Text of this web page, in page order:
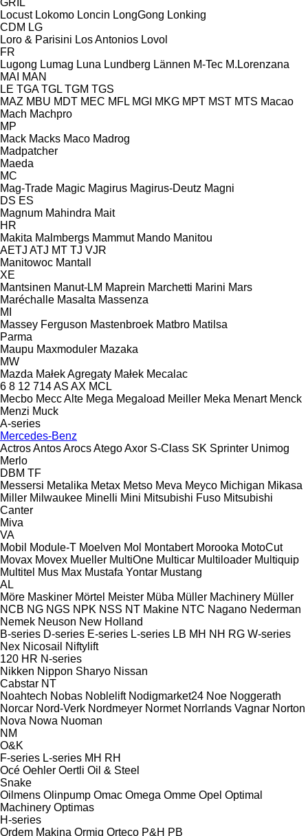
Locust Lokomo Loncin LongGong Lonking
CDM LG
Loro & Parisini Los Antonios Lovol
FR
Lugong Lumag Luna Lundberg Lännen M-Tec M.Lorenzana
MAI MAN
LE TGA TGL TGM TGS
MAZ MBU MDT MEC MFL MGI MKG MPT MST MTS Macao
Mach Machpro
MP
Mack Macks Maco Madrog
Madpatcher
Maeda
MC
Mag-Trade Magic Magirus Magirus-Deutz Magni
DS ES
Magnum Mahindra Mait
HR
Makita Malmbergs Mammut Mando Manitou
AETJ ATJ MT TJ VJR
Manitowoc Mantall
XE
Mantsinen Manut-LM Maprein Marchetti Marini Mars
Maréchalle Masalta Massenza
MI
Massey Ferguson Mastenbroek Matbro Matilsa
Parma
Maupu Maxmoduler Mazaka
MW
Mazda Małek Agregaty Małek Mecalac
6 8 12 714AS AX MCL
Mecbo Mecc Alte Mega Megaload Meiller Meka Menart Menck
Menzi Muck
A-series
Mercedes-Benz
ActrosAntosArocsAtegoAxor S-Class SK Sprinter Unimog
Merlo
DBM TF
Messersi Metalika Metax Metso Meva Meyco Michigan Mikasa
Miller Milwaukee Minelli Mini Mitsubishi Fuso Mitsubishi
Canter
Miva
VA
Mobil
Module-T Moelven Mol Montabert Morooka MotoCut
Movax Movex Mueller MultiOne Multicar Multiloader Multiquip
Multitel Mus Max Mustafa Yontar Mustang
AL
Möre Maskiner Mörtel Meister Müba Müller Machinery Müller
NCB NG NGS NPK NSS NT Makine NTC Nagano Nederman
Nemek Neuson New Holland
B-series D-series E-series L-series LB MH NH RG W-series
Nex Nicosail
Niftylift
120 HR N-series
Nikken Nippon Sharyo Nissan
Cabstar NT
Noahtech Nobas Noblelift Nodigmarket24 Noe Noggerath
Norcar Nord-Verk Nordmeyer Normet Norrlands Vagnar Norton
Nova Nowa Nuoman
NM
O&K
F-series L-series MH RH
Océ Oehler Oertli Oil & Steel
Snake
Oilmens Olinpump Omac Omega Omme Opel Optimal
Machinery Optimas
H-series
Ordem Makina Ormig Orteco P&H PB